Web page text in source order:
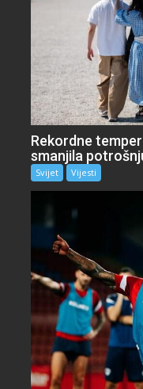
Rekordne
smanjila
Svijet Vijesti